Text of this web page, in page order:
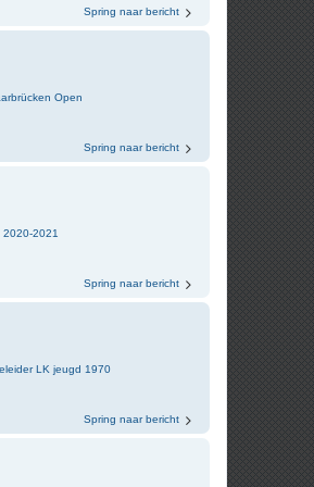
Spring naar bericht
Open
Spring naar bericht
2020-2021
Spring naar bericht
LK jeugd 1970
Spring naar bericht